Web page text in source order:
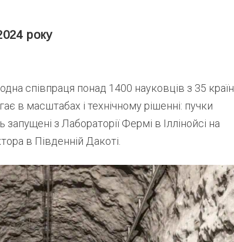
року
співпраця понад 1400 науковців з 35 країн.
в масштабах і технічному рішенні: пучки
з Лабораторії Фермі в Іллінойсі на
в Південній Дакоті.